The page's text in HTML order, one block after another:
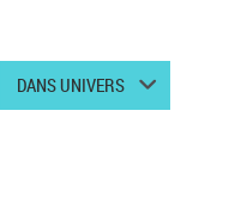
DANS UNIVERS